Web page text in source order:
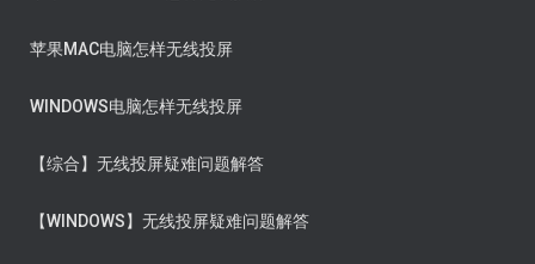
苹果MAC电脑怎样无线投屏
WINDOWS电脑怎样无线投屏
【综合】无线投屏疑难问题解答
【WINDOWS】无线投屏疑难问题解答